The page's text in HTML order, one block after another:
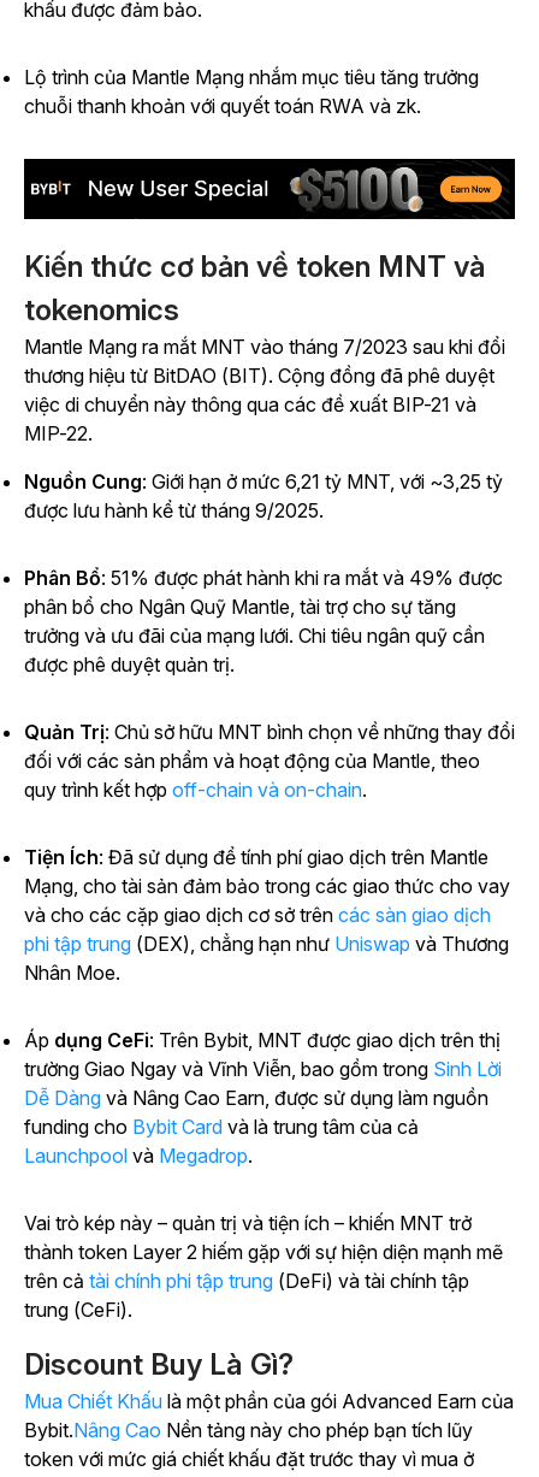
khấu được đảm bảo.
Lộ trình của Mantle Mạng nhắm mục tiêu tăng trưởng
chuỗi thanh khoản với quyết toán RWA và zk.
Kiến thức cơ bản về token MNT và
tokenomics
Mantle Mạng ra mắt MNT vào tháng 7/2023 sau khi đổi
thương hiệu từ BitDAO (BIT). Cộng đồng đã phê duyệt
việc di chuyển này thông qua các đề xuất BIP-21 và
MIP-22.
Nguồn Cung: Giới hạn ở mức 6,21 tỷ MNT, với ~3,25 tỷ
được lưu hành kể từ tháng 9/2025.
Phân Bổ: 51% được phát hành khi ra mắt và 49% được
phân bổ cho Ngân Quỹ Mantle, tài trợ cho sự tăng
trưởng và ưu đãi của mạng lưới. Chi tiêu ngân quỹ cần
được phê duyệt quản trị.
Quản Trị: Chủ sở hữu MNT bình chọn về những thay đổi
đối với các sản phẩm và hoạt động của Mantle, theo
quy trình kết hợp off-chain và on-chain.
Tiện Ích: Đã sử dụng để tính phí giao dịch trên Mantle
Mạng, cho tài sản đảm bảo trong các giao thức cho vay
và cho các cặp giao dịch cơ sở trên các sàn giao dịch
phi tập trung (DEX), chẳng hạn như Uniswap và Thương
Nhân Moe.
Áp dụng CeFi: Trên Bybit, MNT được giao dịch trên thị
trường Giao Ngay và Vĩnh Viễn, bao gồm trong Sinh Lời
Dễ Dàng và Nâng Cao Earn, được sử dụng làm nguồn
funding cho Bybit Card và là trung tâm của cả
Launchpool và Megadrop.
Vai trò kép này – quản trị và tiện ích – khiến MNT trở
thành token Layer 2 hiếm gặp với sự hiện diện mạnh mẽ
trên cả tài chính phi tập trung (DeFi) và tài chính tập
trung (CeFi).
Discount Buy Là Gì?
Mua Chiết Khấu là một phần của gói Advanced Earn của
Bybit.Nâng Cao Nền tảng này cho phép bạn tích lũy
token với mức giá chiết khấu đặt trước thay vì mua ở